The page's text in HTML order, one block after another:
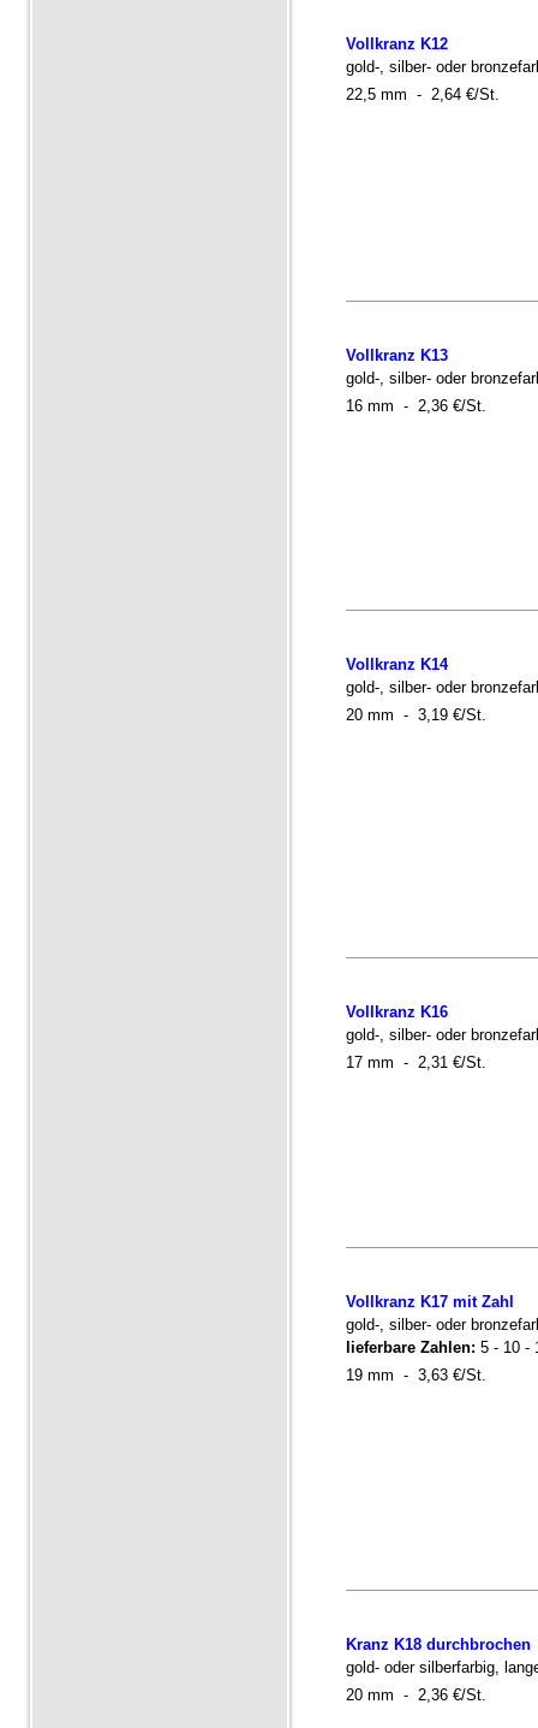
Vollkranz K12
gold-, silber- oder
22,5 mm - 2,64 €/St.
Vollkranz K13
gold-, silber- oder
16 mm - 2,36 €/St.
Vollkranz K14
gold-, silber- oder
20 mm - 3,19 €/St.
Vollkranz K16
gold-, silber- oder
17 mm - 2,31 €/St.
Vollkranz K17 mit Zahl
gold-, silber- oder
lieferbare Zahlen: 5 - 10 -
19 mm - 3,63 €/St.
Kranz K18 durchbrochen
gold- oder silberfarbig,
20 mm - 2,36 €/St.